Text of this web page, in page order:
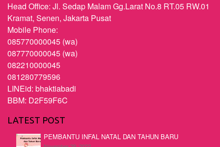
Head Office: Jl. Sedap Malam Gg.Larat No.8 RT.05 RW.01
Kramat, Senen, Jakarta Pusat
Mobile Phone:
085770000045 (wa)
087770000045 (wa)
082210000045
081280779596
LINEid: bhaktiabadi
BBM: D2F59F6C
LATEST POST
PEMBANTU INFAL NATAL DAN TAHUN BARU